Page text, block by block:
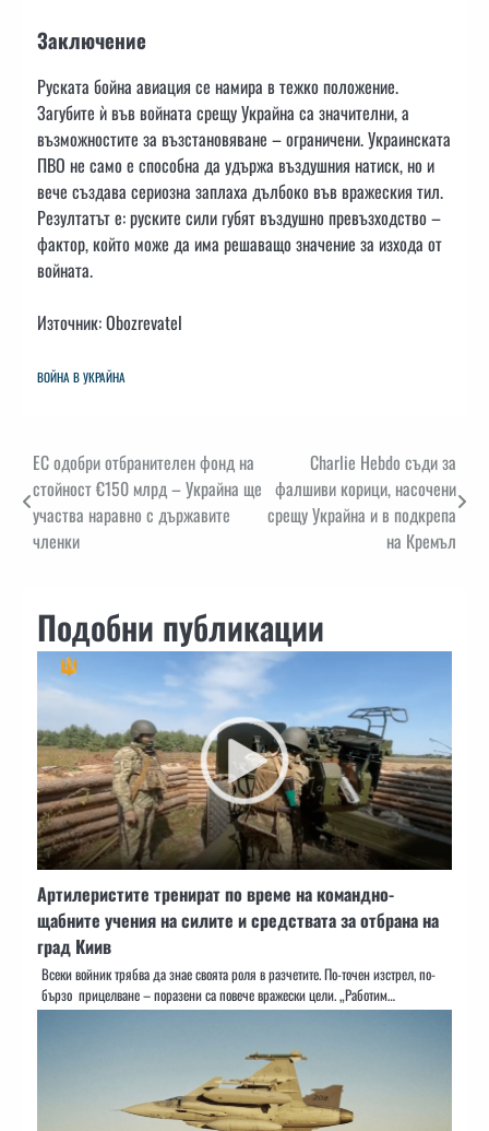
Заключение
Руската бойна авиация се намира в тежко положение.
Загубите ѝ във войната срещу Украйна са значителни, а
възможностите за възстановяване – ограничени. Украинската
ПВО не само е способна да удържа въздушния натиск, но и
вече създава сериозна заплаха дълбоко във вражеския тил.
Резултатът е: руските сили губят въздушно превъзходство –
фактор, който може да има решаващо значение за изхода от
войната.
Източник: Obozrevatel
ВОЙНА В УКРАЙНА
Навигация
ЕС одобри отбранителен фонд на
стойност €150 млрд – Украйна ще
участва наравно с държавите
членки
Charlie Hebdo съди за
фалшиви корици, насочени
срещу Украйна и в подкрепа
на Кремъл
Подобни публикации
Артилеристите тренират по време на командно-
щабните учения на силите и средствата за отбрана на
град Киив
Всеки войник трябва да знае своята роля в разчетите. По-точен изстрел, по-
бързо прицелване – поразени са повече вражески цели. „Работим…